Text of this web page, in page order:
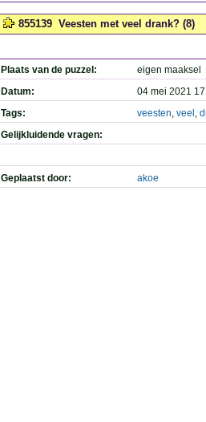
855139 Veesten met veel drank? (8)
Plaats van de puzzel:
eigen maaksel
Datum:
04 mei 2021
Tags:
veesten, veel ,
Gelijkluidende vragen:
Geplaatst door: akoe